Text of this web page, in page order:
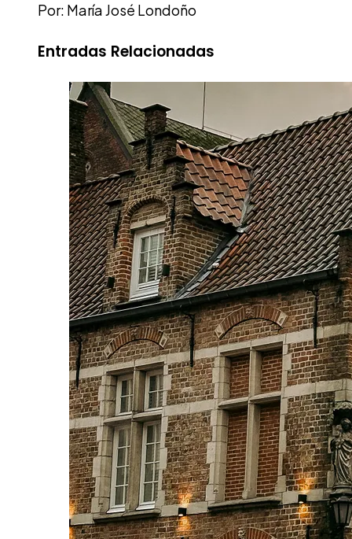
Por: María José Londoño
Entradas Relacionadas